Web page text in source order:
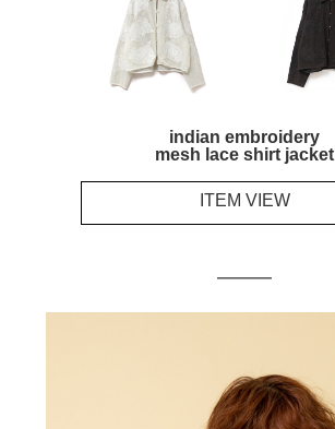
indian embroidery
mesh lace shirt jacket
ITEM VIEW